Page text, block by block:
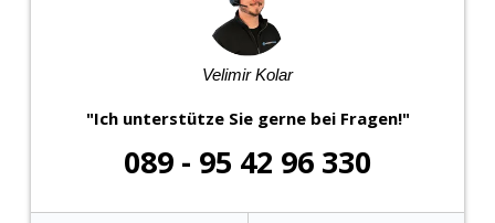
Velimir Kolar
"Ich unterstütze Sie gerne bei Fragen!"
089 - 95 42 96 330